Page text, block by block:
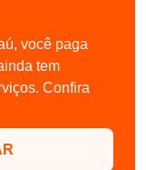
você paga
tem
Confira